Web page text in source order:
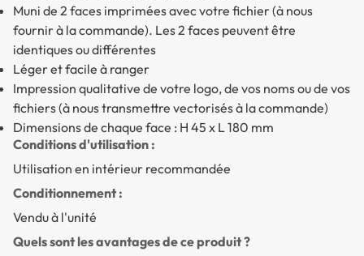
Muni de 2 faces imprimées avec votre fichier (à nous
fournir à la commande). Les 2 faces peuvent être
identiques ou différentes
Léger et facile à ranger
Impression qualitative de votre logo, de vos noms ou de vos
fichiers (à nous transmettre vectorisés à la commande)
Dimensions de chaque face : H 45 x L 180 mm
Conditions d'utilisation :
Utilisation en intérieur recommandée
Conditionnement :
Vendu à l'unité
Quels sont les avantages de ce produit ?